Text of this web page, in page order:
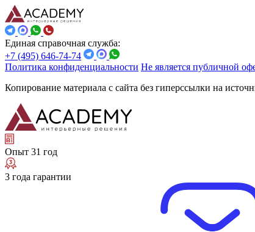
Единая справочная служба:
+7 (495) 646-74-74
Политика конфиденциальности Не является публичной
Копирование материала с сайта без гиперссылки на
Опыт 31 год
3 года гарантии